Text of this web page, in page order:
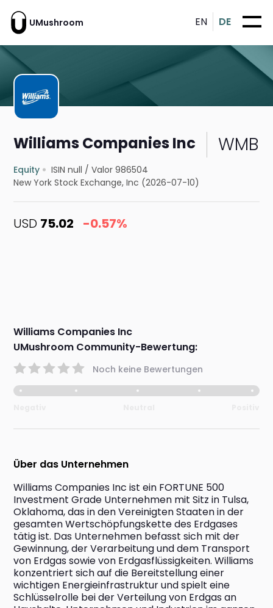
UMushroom EN DE
Williams Companies Inc WMB
Equity ISIN null /Valor 986504
New York Stock Exchange, Inc (2026-07-10)
USD 75.02 -0.57%
Williams Companies Inc
UMushroom Community-Bewertung:
Noch keine Bewertungen
Über das Unternehmen
Williams Companies Inc ist ein FORTUNE 500
Investment Grade Unternehmen mit Sitz in Tulsa,
Oklahoma, das in den Vereinigten Staaten in der
gesamten Wertschöpfungskette des Erdgases
tätig ist. Das Unternehmen befasst sich mit der
Gewinnung, der Verarbeitung und dem Transport
von Erdgas sowie von Erdgasflüssigkeiten. Williams
konzentriert sich auf die Bereitstellung einer
wichtigen Energieinfrastruktur und spielt eine
Schlüsselrolle bei der Verteilung von Erdgas an